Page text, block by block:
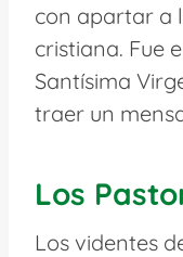
con apartar a
cristiana. Fue
Santísima
traer un
Los
Los videntes